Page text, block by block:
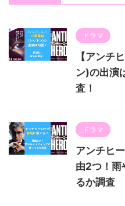
ドラマ
【アンチ
ン)の出演
査！
ドラマ
アンチヒ
由2つ！雨
るか調査